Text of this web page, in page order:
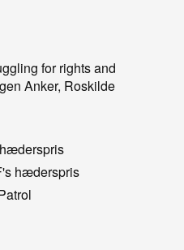
for rights and
Anker, Roskilde
hæderspris